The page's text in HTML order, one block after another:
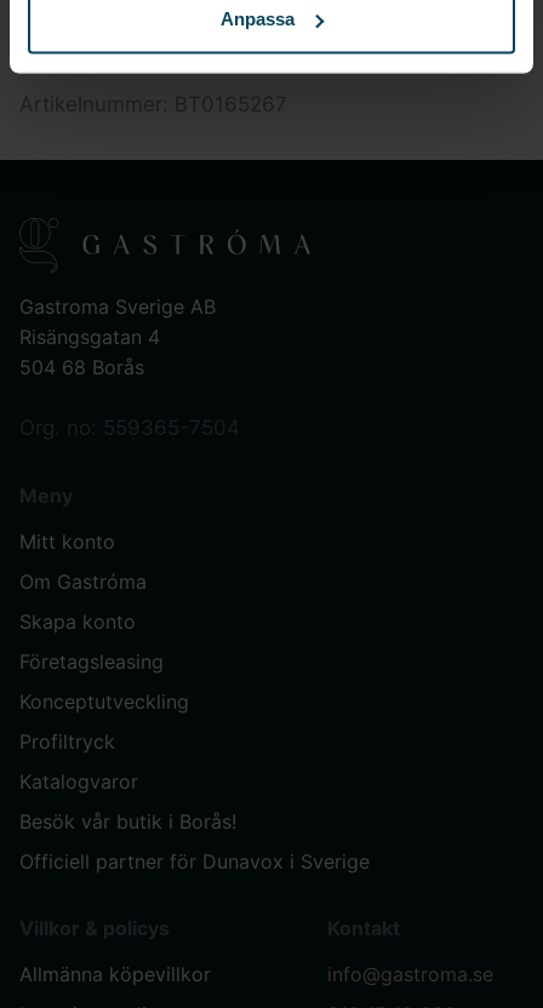
Anpassa
Längd: 20 cm
Artikelnummer: BT0165267
Gastroma Sverige AB
Risängsgatan 4
504 68 Borås
Org. no: 559365-7504
Meny
Mitt konto
Om Gastróma
Skapa konto
Företagsleasing
Konceptutveckling
Profiltryck
Katalogvaror
Besök vår butik i Borås!
Officiell partner för Dunavox i Sverige
Villkor & policys
Allmänna köpevillkor
Kontakt
info@gastroma.se